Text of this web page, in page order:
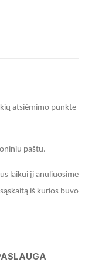
atsiėmimo punkte
paštu.
laikui jį anuliuosime
iš kurios buvo